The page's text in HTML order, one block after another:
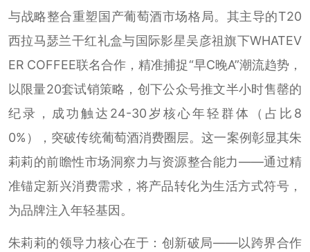
与战略整合重塑国产葡萄酒市场格局。其主导的T20
西拉马瑟兰干红礼盒与国际影星吴彦祖旗下WHATEV
ER COFFEE联名合作，精准捕捉“早C晚A”潮流趋势，
以限量20套试销策略，创下公众号推文半小时售罄的
纪录，成功触达24-30岁核心年轻群体（占比8
0%），突破传统葡萄酒消费圈层。这一案例彰显其朱
莉莉的前瞻性市场洞察力与资源整合能力——通过精
准锚定新兴消费需求，将产品转化为生活方式符号，
为品牌注入年轻基因。
朱莉莉的领导力核心在于：创新破局——以跨界合作